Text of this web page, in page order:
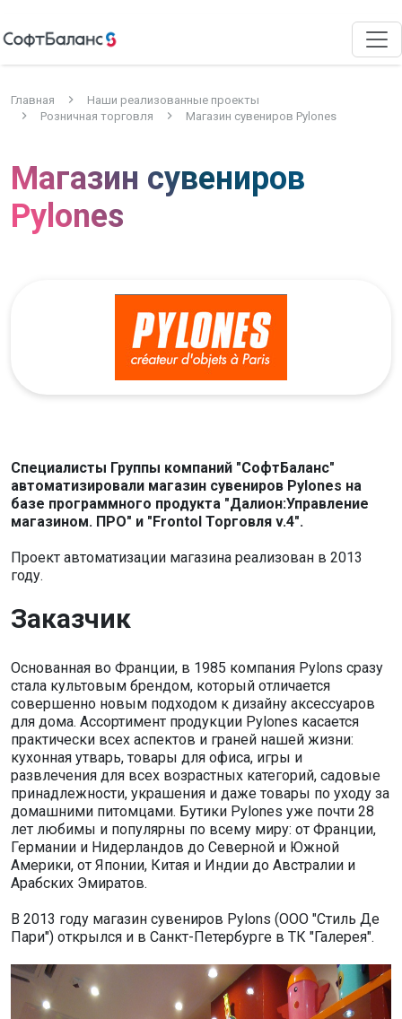
Главная
Наши реализованные проекты
Розничная торговля
Магазин сувениров Pylones
Магазин сувениров
Pylones
Специалисты Группы компаний "СофтБаланс"
автоматизировали магазин сувениров Pylones на
базе программного продукта "Далион:Управление
магазином. ПРО" и "Frontol Торговля v.4".
Проект автоматизации магазина реализован в 2013
году.
Заказчик
Основанная во Франции, в 1985 компания Pylons сразу
стала культовым брендом, который отличается
совершенно новым подходом к дизайну аксессуаров
для дома. Ассортимент продукции Pylones касается
практически всех аспектов и граней нашей жизни:
кухонная утварь, товары для офиса, игры и
развлечения для всех возрастных категорий, садовые
принадлежности, украшения и даже товары по уходу за
домашними питомцами. Бутики Pylones уже почти 28
лет любимы и популярны по всему миру: от Франции,
Германии и Нидерландов до Северной и Южной
Америки, от Японии, Китая и Индии до Австралии и
Арабских Эмиратов.
В 2013 году магазин сувениров Pylons (ООО "Стиль Де
Пари") открылся и в Санкт-Петербурге в ТК "Галерея".